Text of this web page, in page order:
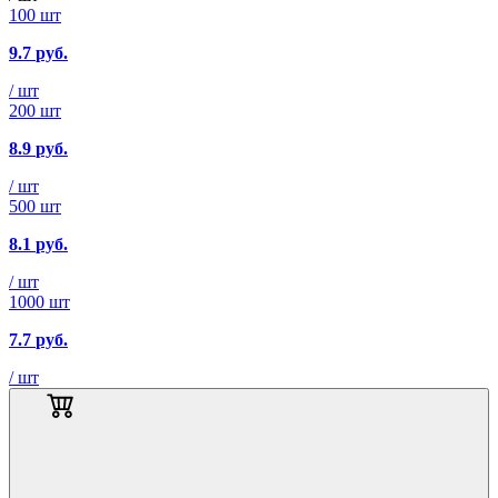
100 шт
9.7 руб.
/ шт
200 шт
8.9 руб.
/ шт
500 шт
8.1 руб.
/ шт
1000 шт
7.7 руб.
/ шт